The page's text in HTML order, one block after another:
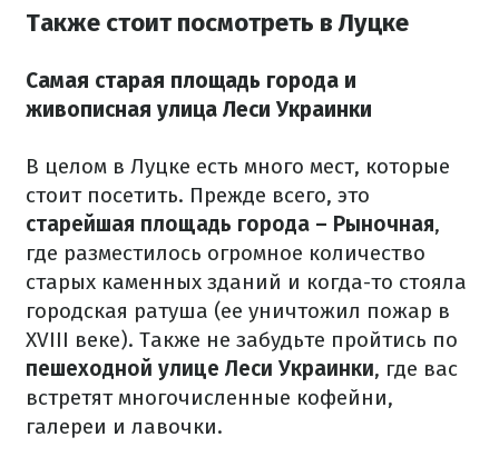
Также стоит посмотреть в Луцке
Самая старая площадь города и
живописная улица Леси Украинки
В целом в Луцке есть много мест, которые
стоит посетить. Прежде всего, это
старейшая площадь города – Рыночная,
где разместилось огромное количество
старых каменных зданий и когда-то стояла
городская ратуша (ее уничтожил пожар в
XVIII веке). Также не забудьте пройтись по
пешеходной улице Леси Украинки, где вас
встретят многочисленные кофейни,
галереи и лавочки.